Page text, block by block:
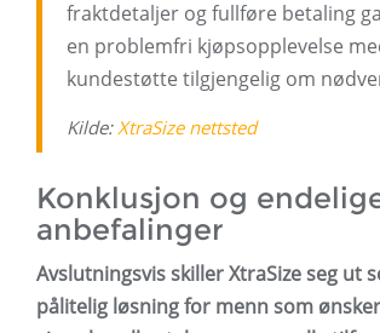
fraktdetaljer og fullføre betaling
en problemfri kjøpsopplevelse
kundestøtte tilgjengelig om
Kilde:XtraSize nettsted
Konklusjon og
anbefalinger
Avslutningsvis skiller XtraSize seg ut
pålitelig løsning for menn som